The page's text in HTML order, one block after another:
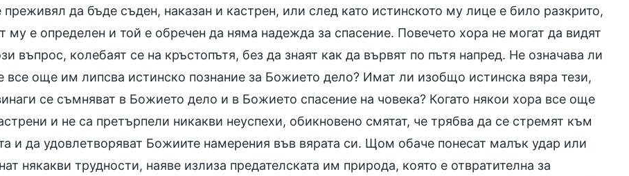
преживял да бъде съден, наказан и кастрен, или след като истинското му лице е било разкрито,
му е определен и той е обречен да няма надежда за спасение. Повечето хора не могат да видят
въпрос, колебаят се на кръстопътя, без да знаят как да вървят по пътя напред. Не означава ли
все още им липсва истинско познание за Божието дело? Имат ли изобщо истинска вяра тези,
се съмняват в Божието дело и в Божието спасение на човека? Когато някои хора все още
и не са претърпели никакви неуспехи, обикновено смятат, че трябва да се стремят към
и да удовлетворяват Божиите намерения във вярата си. Щом обаче понесат малък удар или
някакви трудности, наяве излиза предателската им природа, която е отвратителна за